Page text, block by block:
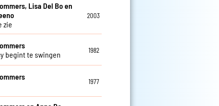
Lisa Del Bo en
zie
2003
begint te swingen
1982
1977